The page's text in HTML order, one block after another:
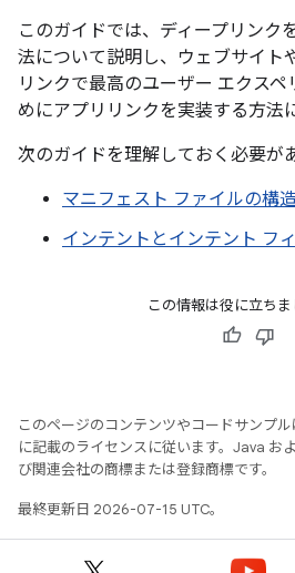
このガイドでは、ディープリンク
法について説明し、ウェブサイト
リンクで最高のユーザー エクス
めにアプリリンクを実装する方法
次のガイドを理解しておく必要が
マニフェスト ファイルの構
インテントとインテント フ
この情報は役に立ちま
このページのコンテンツやコードサンプル
に記載のライセンスに従います。Java お
び関連会社の商標または登録商標です。
最終更新日 2026-07-15 UTC。